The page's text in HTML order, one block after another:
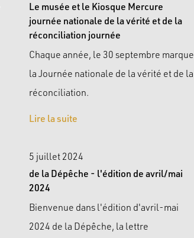
Le musée et le Kiosque Mercure
journée nationale de la vérité et de la
réconciliation journée
Chaque année, le 30 septembre marque
la Journée nationale de la vérité et de la
réconciliation.
Lire la suite
5 juillet 2024
de la Dépêche - l'édition de avril/mai
2024
Bienvenue dans l'édition d'avril-mai
2024 de la Dépêche, la lettre